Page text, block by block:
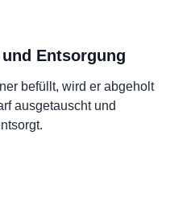
Entsorgung
befüllt, wird er abgeholt
ausgetauscht und